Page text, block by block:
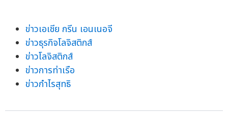
ข่าวเอเชีย กรีน เอนเนอจี
ข่าวธุรกิจโลจิสติกส์
ข่าวโลจิสติกส์
ข่าวการท่าเรือ
ข่าวกำไรสุทธิ